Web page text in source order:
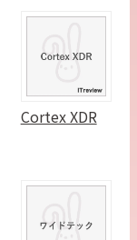
Cortex XDR